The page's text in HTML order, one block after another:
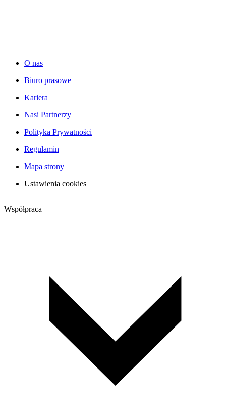
O nas
Biuro prasowe
Kariera
Nasi Partnerzy
Polityka Prywatności
Regulamin
Mapa strony
Ustawienia cookies
Współpraca